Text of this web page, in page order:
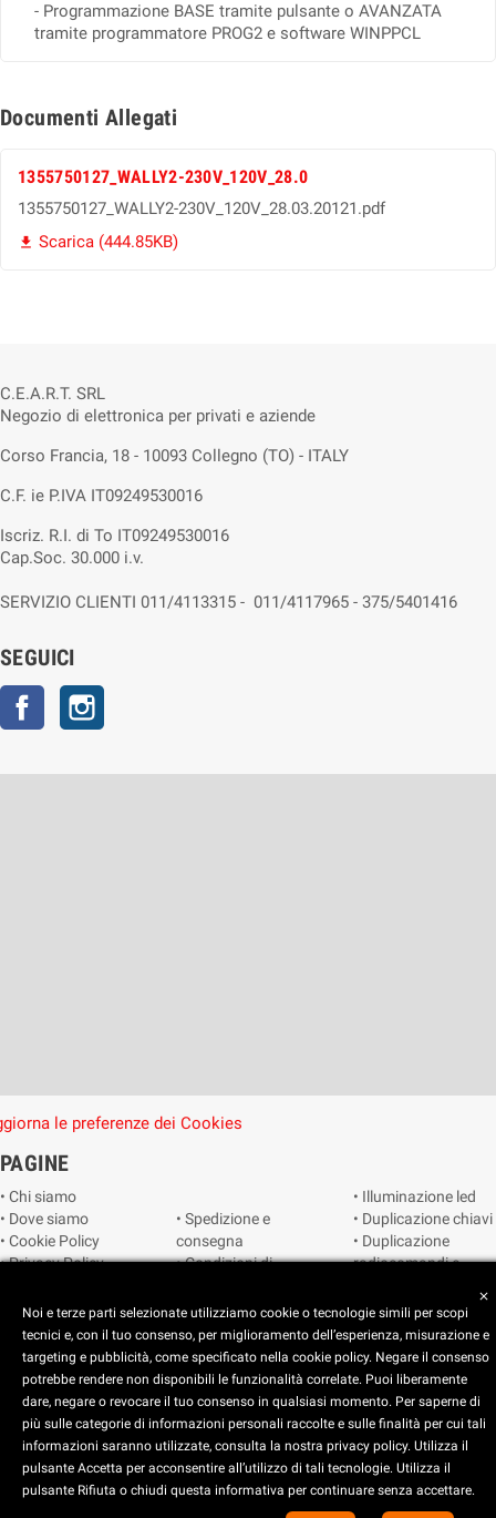
- Programmazione BASE tramite pulsante o AVANZATA
tramite programmatore PROG2 e software WINPPCL
Documenti Allegati
1355750127_WALLY2-230V_120V_28.0
1355750127_WALLY2-230V_120V_28.03.20121.pdf
 Scarica (444.85KB)
C.E.A.R.T. SRL
Negozio di elettronica per privati e aziende
Corso Francia, 18 - 10093 Collegno (TO) - ITALY
C.F. ie P.IVA IT09249530016
Iscriz. R.I. di To IT09249530016
Cap.Soc. 30.000 i.v.
SERVIZIO CLIENTI 011/4113315 - 011/4117965 - 375/5401416
SEGUICI
Facebook
le preferenze dei Cookies
PAGINE
• Chi siamo
• Dove siamo
• Cookie Policy
• Privacy Policy
preferenze dei
cookie
• Spedizione e
consegna
• Condizioni di
• Catalogo
• Illuminazione led
• Duplicazione chiavi
• Duplicazione
radiocomandi e
• Smart home
• Video sorveglianza
Copyright © 2025 CEART | Negozio di elettronica Torino
C.E.A.R.T. Elettronica
4.5starstarstarstar star_half
Basato su914recensioni
close
Noi e terze parti selezionate utilizziamo cookie o tecnologie simili per scopi
tecnici e, con il tuo consenso, per miglioramento dell’esperienza, misurazione e
targeting e pubblicità, come specificato nella cookie policy. Negare il consenso
potrebbe rendere non disponibili le funzionalità correlate. Puoi liberamente
dare, negare o revocare il tuo consenso in qualsiasi momento. Per saperne di
più sulle categorie di informazioni personali raccolte e sulle finalità per cui tali
informazioni saranno utilizzate, consulta la nostra privacy policy. Utilizza il
pulsante Accetta per acconsentire all’utilizzo di tali tecnologie. Utilizza il
pulsante Rifiuta o chiudi questa informativa per continuare senza accettare.